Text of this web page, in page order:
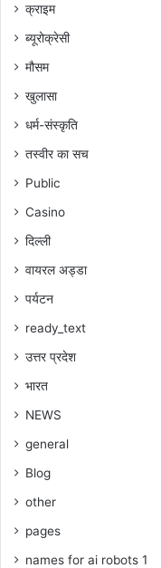
क्राइम
ब्यूरोक्रेसी
मौसम
खुलासा
धर्म-संस्कृति
तस्वीर का सच
Public
Casino
दिल्ली
वायरल अड्डा
पर्यटन
ready_text
उत्तर प्रदेश
भारत
NEWS
general
Blog
other
pages
names for ai robots 1